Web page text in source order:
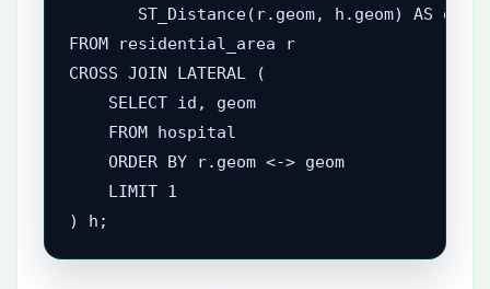
ST_Distance(r.geom, h.geom) AS
FROM residential_area r
CROSS JOIN LATERAL (
    SELECT id, geom
    FROM hospital
    ORDER BY r.geom <-> geom
    LIMIT 1
) h;